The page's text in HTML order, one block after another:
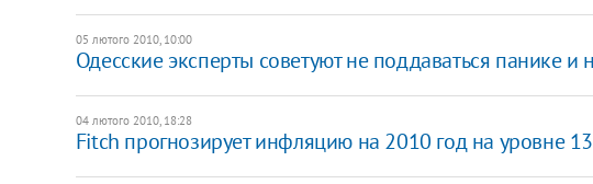
05 лютого 2010, 10:00
Одесские эксперты советуют не поддаваться панике и
04 лютого 2010, 18:28
Fitch прогнозирует инфляцию на 2010 год на уровне